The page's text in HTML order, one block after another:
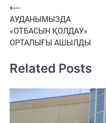
Навигация
по
записям
⟵
АУДАНЫМЫЗДА
«ОТБАСЫН ҚОЛДАУ»
ОРТАЛЫҒЫ АШЫЛДЫ
Related Posts